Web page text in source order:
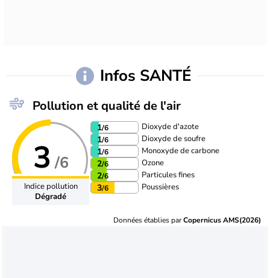
Infos SANTÉ
Pollution et qualité de l'air
3 /6
Indice pollution
Dégradé
1/6 Dioxyde d'azote
1/6 Dioxyde de soufre
1/6 Monoxyde de carbone
2/6 Ozone
2/6 Particules fines
3/6 Poussières
Données établies parCopernicus AMS(2026)